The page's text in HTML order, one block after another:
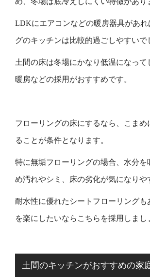
LDKにエアコンなどの暖房器具があれ
グのキッチンは比較的過ごしやすいで
土間の床は冬場にかなり低温になって
暖房などの採用がおすすめです。
フローリングの床にするなら、こまめ
ることが条件となります。
特に無垢フローリングの場合、水分を
め汚れやシミ、床の劣化が気になりや
耐水性に優れたシートフローリングも
を楽にしたいならこちらを採用しまし
土間のキッチンがおすすめの家